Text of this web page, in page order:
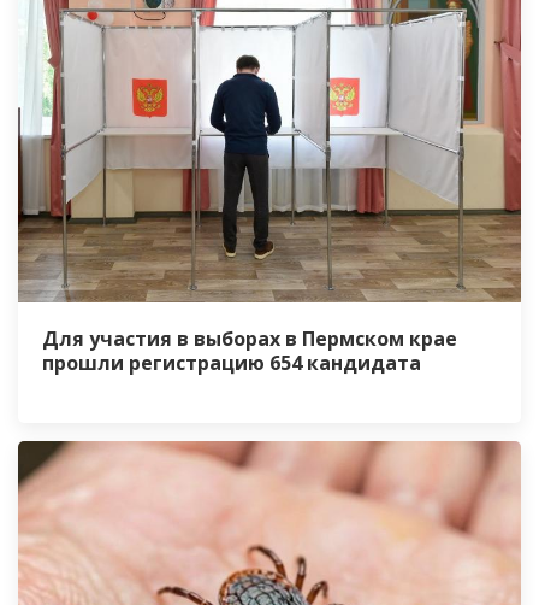
Для участия в выборах в Пермском крае
прошли регистрацию 654 кандидата